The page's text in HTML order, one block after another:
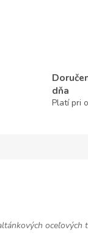
dňa
Platí pri
oceľových